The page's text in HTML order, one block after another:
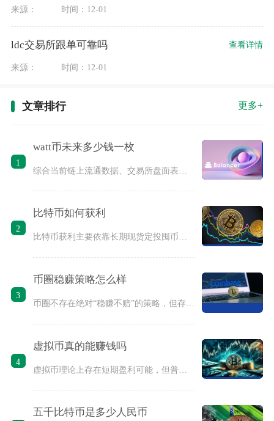
来源： 时间：12-01
ldc交易所跟单可靠吗 查看详情
来源： 时间：12-01
文章排行 更多+
1
watt币未来多少钱一枚
2
比特币如何获利
比特币获利主要依靠长期现货定投囤币、期现基差套利、现货波段交
3
币圈稳赚策略怎么样
4
虚拟币真的能赚钱吗
虚拟币理论上存在短期盈利可能，但普通散户长期稳定赚钱的概率极
五千比特币是多少人民币